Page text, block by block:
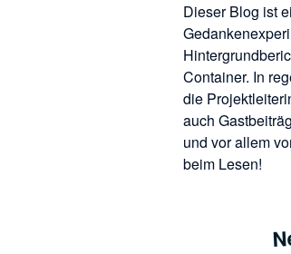
Dieser Blog ist
Container. In
die
auch
und vor allem
beim Lesen!